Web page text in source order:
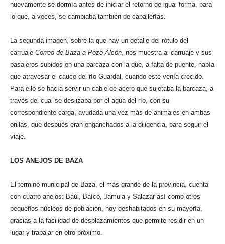
nuevamente se dormía antes de iniciar el retorno de igual forma, para
lo que, a veces, se cambiaba también de caballerías.
La segunda imagen, sobre la que hay un detalle del rótulo del
carruaje Correo de Baza a Pozo Alcón, nos muestra al carruaje y sus
pasajeros subidos en una barcaza con la que, a falta de puente, había
que atravesar el cauce del río Guardal, cuando este venía crecido.
Para ello se hacía servir un cable de acero que sujetaba la barcaza, a
través del cual se deslizaba por el agua del río, con su
correspondiente carga, ayudada una vez más de animales en ambas
orillas, que después eran enganchados a la diligencia, para seguir el
viaje.
LOS ANEJOS DE BAZA
El término municipal de Baza, el más grande de la provincia, cuenta
con cuatro anejos: Baúl, Baíco, Jamula y Salazar así como otros
pequeños núcleos de población, hoy deshabitados en su mayoría,
gracias a la facilidad de desplazamientos que permite residir en un
lugar y trabajar en otro próximo.